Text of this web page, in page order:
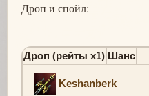
Дроп и спойл:
Дроп (рейты х1) Шанс
Keshanberk